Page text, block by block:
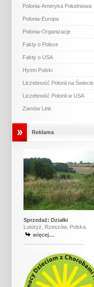
Polonia-Ameryka Południowa
Polonia-Europa
Polonia-Organizacje
Fakty o Polsce
Fakty o USA
Hymn Polski
Liczebność Polonii na Świecie
Liczebność Polonii w USA
Zamów Link
Reklama
Sprzedaż: Działki
Lutoryż, Rzeszów, Polska.
więcej…